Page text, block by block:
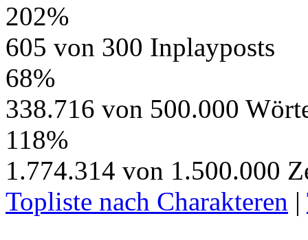
202%
605 von 300 Inplayposts
68%
338.716 von 500.000
118%
1.774.314 von 1.500.000
Topliste nach Charakteren |